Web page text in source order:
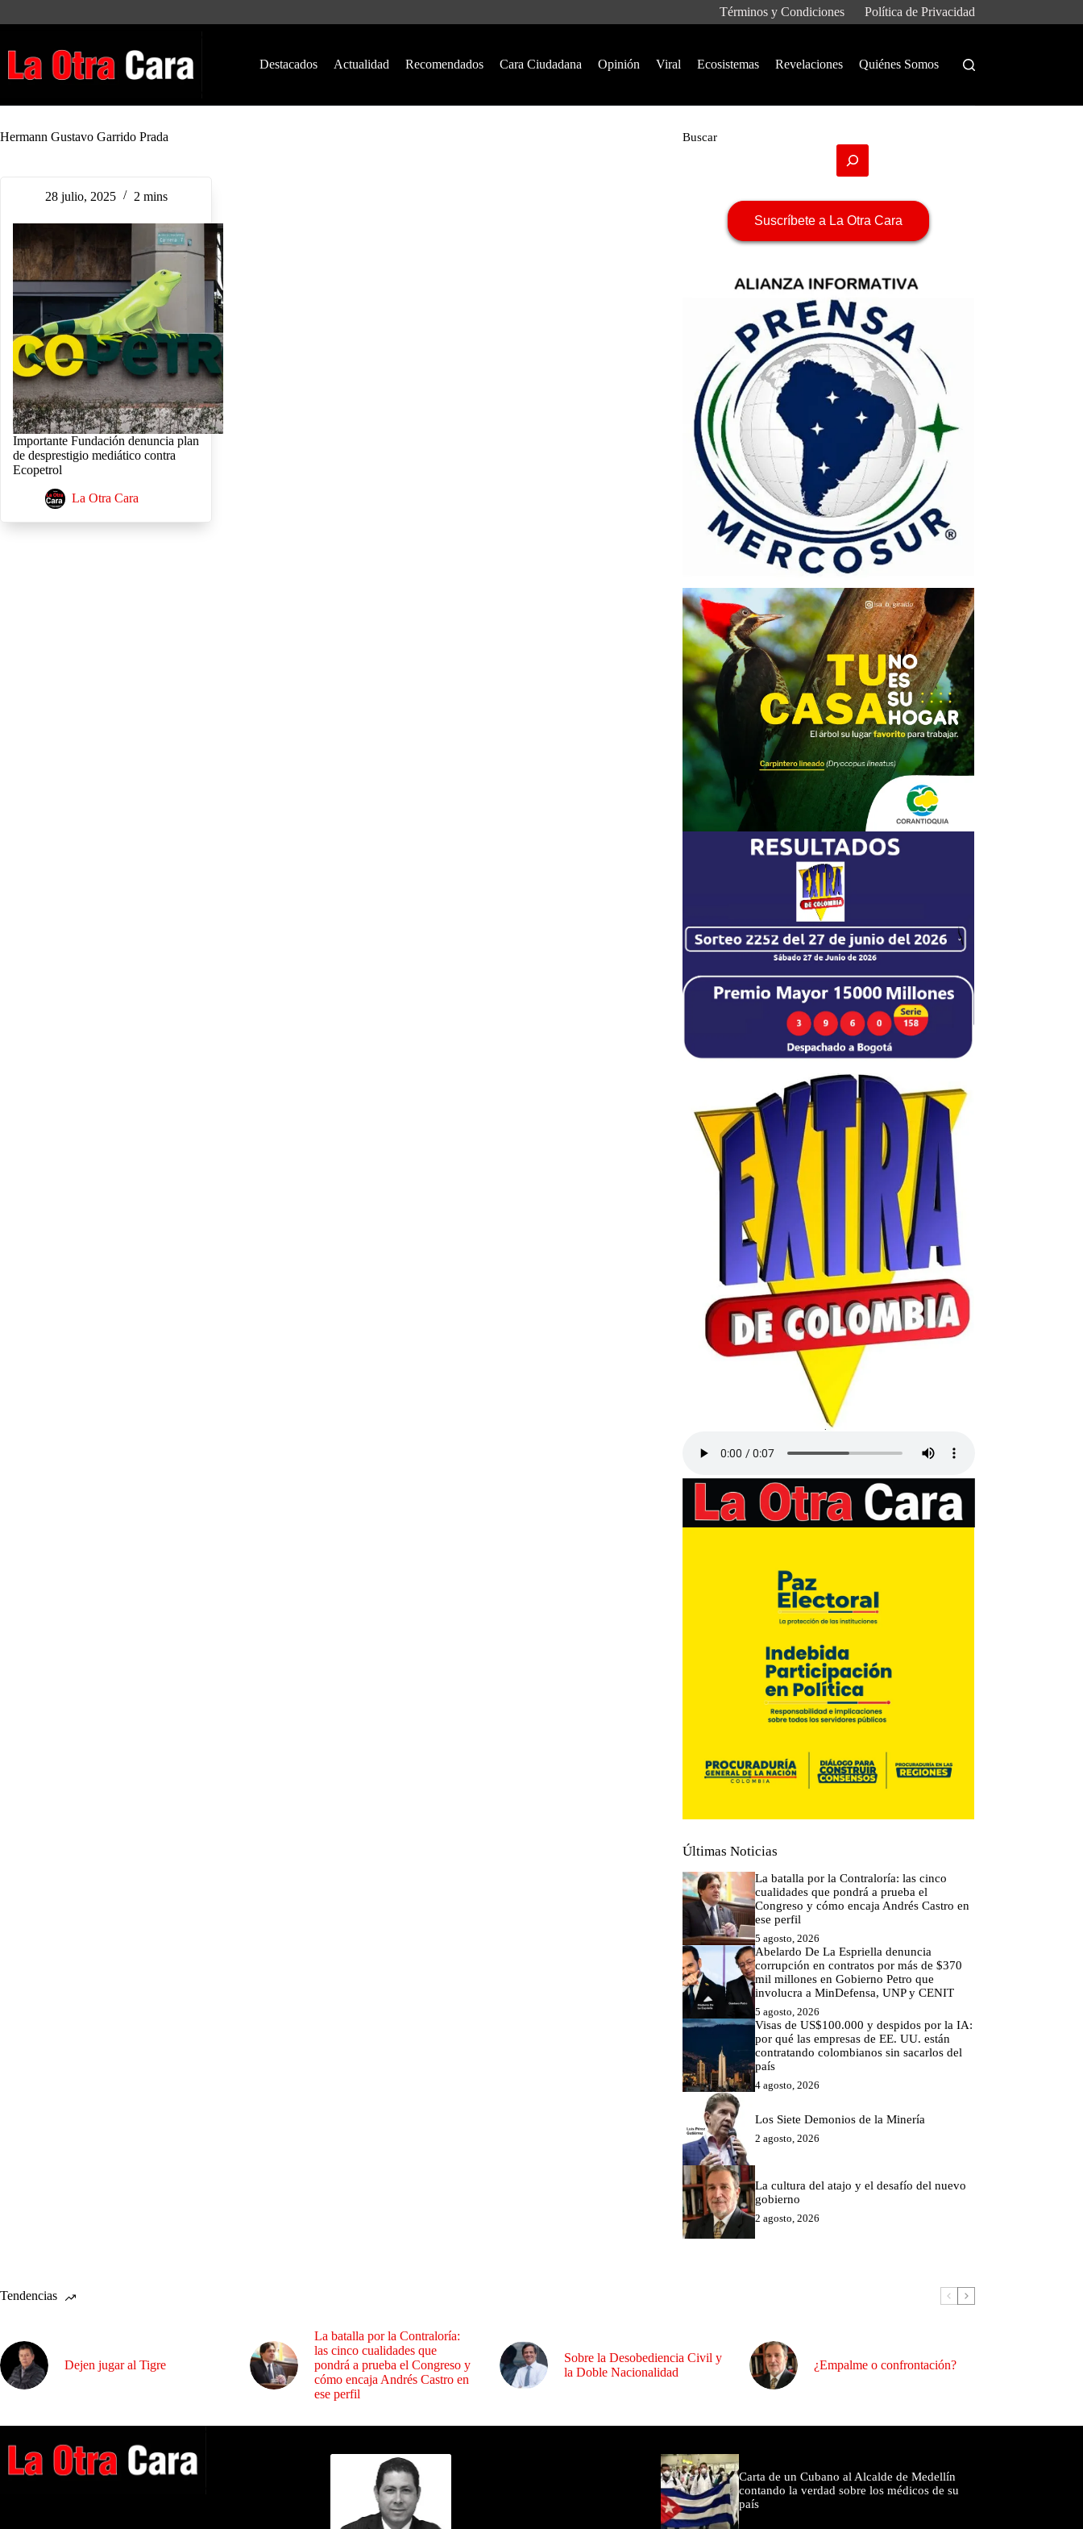
Términos y Condiciones Política de Privacidad
Destacados Actualidad Recomendados Cara Ciudadana Opinión Viral Ecosistemas Revelaciones Quiénes Somos
Hermann Gustavo Garrido Prada
28 julio, 2025 2 mins
Importante Fundación denuncia plan
de desprestigio mediático contra
Ecopetrol
La Otra Cara
Buscar
Suscríbete a La Otra Cara
Últimas Noticias
La batalla por la Contraloría: las cinco
cualidades que pondrá a prueba el
Congreso y cómo encaja Andrés Castro en
ese perfil
5 agosto, 2026
Abelardo De La Espriella denuncia
corrupción en contratos por más de $370
mil millones en Gobierno Petro que
involucra a MinDefensa, UNP y CENIT
5 agosto, 2026
Visas de US$100.000 y despidos por la IA:
por qué las empresas de EE. UU. están
contratando colombianos sin sacarlos del
país
4 agosto, 2026
Los Siete Demonios de la Minería
2 agosto, 2026
La cultura del atajo y el desafío del nuevo
gobierno
2 agosto, 2026
Tendencias
Dejen jugar al Tigre
La batalla por la Contraloría:
las cinco cualidades que
pondrá a prueba el Congreso y
cómo encaja Andrés Castro en
ese perfil
Sobre la Desobediencia Civil y
la Doble Nacionalidad
¿Empalme o confrontación?
Carta de un Cubano al Alcalde de Medellín
contando la verdad sobre los médicos de su
país